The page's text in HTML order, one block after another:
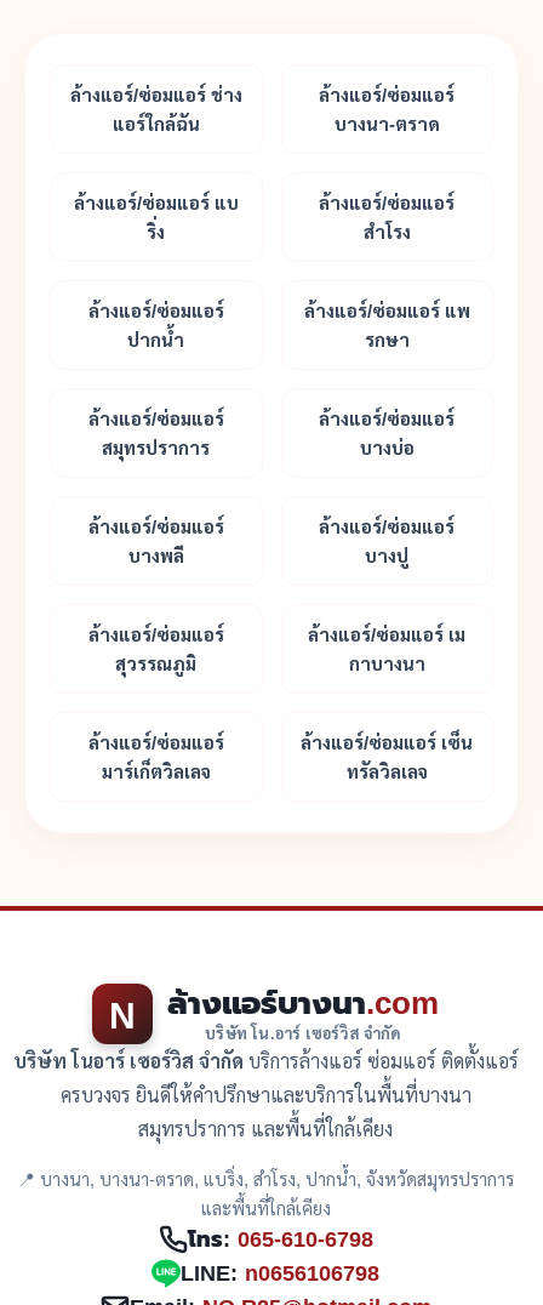
ล้างแอร์/ซ่อมแอร์ ช่าง
แอร์ใกล้ฉัน
ล้างแอร์/ซ่อมแอร์
บางนา-ตราด
ล้างแอร์/ซ่อมแอร์ แบ
ริ่ง
ล้างแอร์/ซ่อมแอร์
สำโรง
ล้างแอร์/ซ่อมแอร์
ปากน้ำ
ล้างแอร์/ซ่อมแอร์ แพ
รกษา
ล้างแอร์/ซ่อมแอร์
สมุทรปราการ
ล้างแอร์/ซ่อมแอร์
บางบ่อ
ล้างแอร์/ซ่อมแอร์
บางพลี
ล้างแอร์/ซ่อมแอร์
บางปู
ล้างแอร์/ซ่อมแอร์
สุวรรณภูมิ
ล้างแอร์/ซ่อมแอร์ เม
กาบางนา
ล้างแอร์/ซ่อมแอร์
มาร์เก็ตวิลเลจ
ล้างแอร์/ซ่อมแอร์ เซ็น
ทรัลวิลเลจ
N ล้างแอร์บางนา.com
บริษัท โน.อาร์ เซอร์วิส จำกัด
บริษัท โนอาร์ เซอร์วิส จำกัด บริการล้างแอร์ ซ่อมแอร์ ติดตั้งแอร์
ครบวงจร ยินดีให้คำปรึกษาและบริการในพื้นที่บางนา
สมุทรปราการ และพื้นที่ใกล้เคียง
📍 บางนา, บางนา-ตราด, แบริ่ง, สำโรง, ปากน้ำ, จังหวัดสมุทรปราการ
และพื้นที่ใกล้เคียง
โทร: 065-610-6798
LINE: n0656106798